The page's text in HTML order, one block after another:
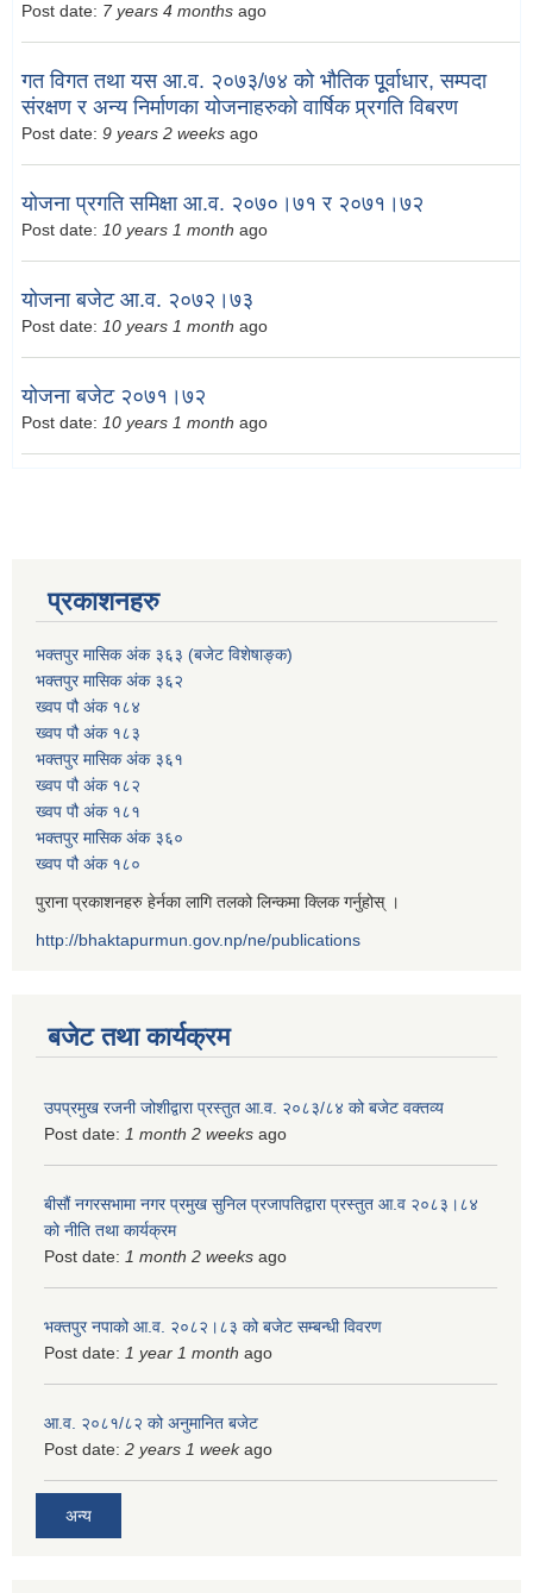
Post date: 7 years 4 months ago
गत विगत तथा यस आ.व. २०७३/७४ को भौतिक पूूर्वाधार, सम्पदा
संरक्षण र अन्य निर्माणका योजनाहरुको वार्षिक प्र्रगति विबरण
Post date: 9 years 2 weeks ago
योजना प्रगति समिक्षा आ.व. २०७०।७१ र २०७१।७२
Post date: 10 years 1 month ago
योजना बजेट आ.व. २०७२।७३
Post date: 10 years 1 month ago
योजना बजेट २०७१।७२
Post date: 10 years 1 month ago
प्रकाशनहरु
भक्तपुर मासिक अंक ३६३ (बजेट विशेषाङ्क)
भक्तपुर मासिक अंक ३६२
ख्वप पौ अंक १८४
ख्वप पौ अंक १८३
भक्तपुर मासिक अंक ३६१
ख्वप पौ अंक १८२
ख्वप पौ अंक १८१
भक्तपुर मासिक अंक ३६०
ख्वप पौ अंक १८०
पुराना प्रकाशनहरु हेर्नका लागि तलको लिन्कमा क्लिक गर्नुहोस् ।
http://bhaktapurmun.gov.np/ne/publications
बजेट तथा कार्यक्रम
उपप्रमुख रजनी जोशीद्वारा प्रस्तुत आ.व. २०८३/८४ को बजेट वक्तव्य
Post date: 1 month 2 weeks ago
बीसौं नगरसभामा नगर प्रमुख सुनिल प्रजापतिद्वारा प्रस्तुत आ.व‍ २०८३।८४
को नीति तथा कार्यक्रम
Post date: 1 month 2 weeks ago
भक्तपुर नपाको आ.व. २०८२।८३ को बजेट सम्बन्धी विवरण
Post date: 1 year 1 month ago
आ.व. २०८१/८२ को अनुमानित बजेट
Post date: 2 years 1 weekago
अन्य